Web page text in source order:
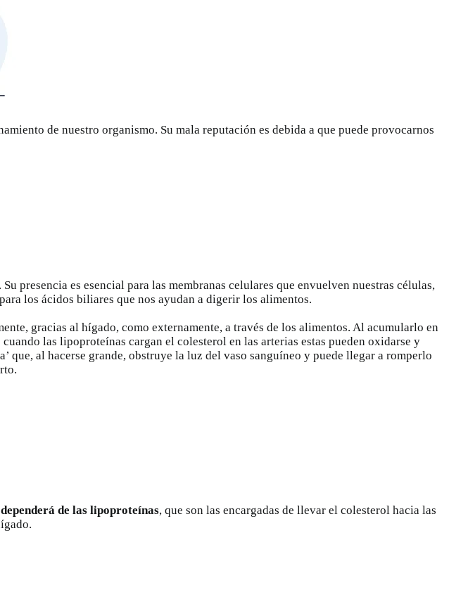
de nuestro organismo. Su mala reputación es debida a que puede provocarnos
presencia es esencial para las membranas celulares que envuelven nuestras células,
los ácidos biliares que nos ayudan a digerir los alimentos.
gracias al hígado, como externamente, a través de los alimentos. Al acumularlo en
las lipoproteínas cargan el colesterol en las arterias estas pueden oxidarse y
que, al hacerse grande, obstruye la luz del vaso sanguíneo y puede llegar a romperlo
dependerá de las lipoproteínas, que son las encargadas de llevar el colesterol hacia las